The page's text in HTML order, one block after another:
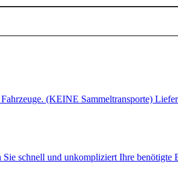
(KEINE Sammeltransporte)
schnell und unkompliziert Ihre benötigte